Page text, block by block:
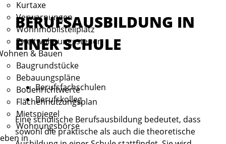
Kurtaxe
Verwarnungen
Wohnmobilstellplatz
Zweitwohnungssteuer
& Bauen
Baugrundstücke
Bebauungspläne
Bodenrichtwerte
Flächennutzungsplan
Mietspiegel
Wohnungsbörse
in
BERUFSAUSBILDUNG IN
EINER SCHULE
Berufsfachschulen
Berufskolleg
Eine schulische Berufsausbildung bedeutet, dass
sowohl die praktische als auch die theoretische